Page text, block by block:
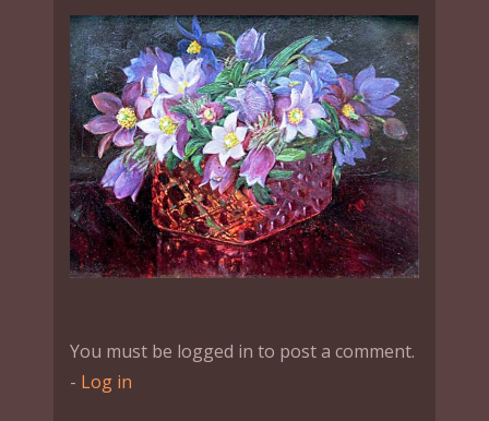
You must be logged in to post a comment.
- Log in